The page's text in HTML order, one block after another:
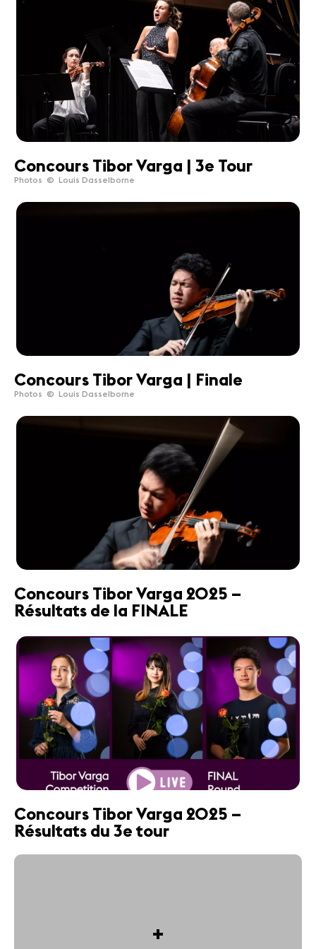
Concours Tibor Varga | 3e Tour
Photos © Louis Dasselborne
Concours Tibor Varga | Finale
Photos © Louis Dasselborne
Concours Tibor Varga 2025 –
Résultats de la FINALE
Concours Tibor Varga 2025 –
Résultats du 3e tour
+